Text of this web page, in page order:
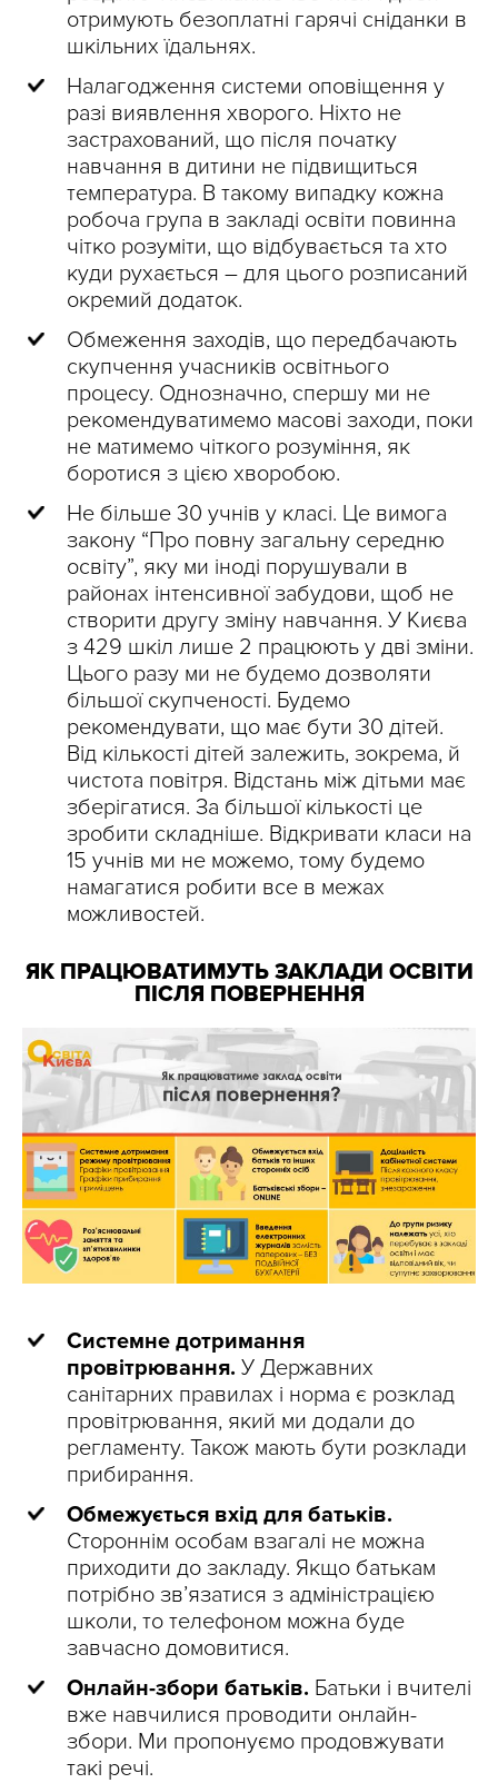
отримують безоплатні гарячі сніданки в
шкільних їдальнях.
Налагодження системи оповіщення у
разі виявлення хворого. Ніхто не
застрахований, що після початку
навчання в дитини не підвищиться
температура. В такому випадку кожна
робоча група в закладі освіти повинна
чітко розуміти, що відбувається та хто
куди рухається – для цього розписаний
окремий додаток.
Обмеження заходів, що передбачають
скупчення учасників освітнього
процесу. Однозначно, спершу ми не
рекомендуватимемо масові заходи, поки
не матимемо чіткого розуміння, як
боротися з цією хворобою.
Не більше 30 учнів у класі. Це вимога
закону “Про повну загальну середню
освіту”, яку ми іноді порушували в
районах інтенсивної забудови, щоб не
створити другу зміну навчання. У Києва
з 429 шкіл лише 2 працюють у дві зміни.
Цього разу ми не будемо дозволяти
більшої скупченості. Будемо
рекомендувати, що має бути 30 дітей.
Від кількості дітей залежить, зокрема, й
чистота повітря. Відстань між дітьми має
зберігатися. За більшої кількості це
зробити складніше. Відкривати класи на
15 учнів ми не можемо, тому будемо
намагатися робити все в межах
можливостей.
ЯК ПРАЦЮВАТИМУТЬ ЗАКЛАДИ ОСВІТИ
ПІСЛЯ ПОВЕРНЕННЯ
Системне дотримання
провітрювання. У Державних
санітарних правилах і норма є розклад
провітрювання, який ми додали до
регламенту. Також мають бути розклади
прибирання.
Обмежується вхід для батьків.
Стороннім особам взагалі не можна
приходити до закладу. Якщо батькам
потрібно зв’язатися з адміністрацією
школи, то телефоном можна буде
завчасно домовитися.
Онлайн-збори батьків. Батьки і вчителі
вже навчилися проводити онлайн-
збори. Ми пропонуємо продовжувати
такі речі.